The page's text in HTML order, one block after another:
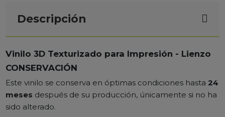
Descripción
Vinilo 3D Texturizado para Impresión - Lienzo
CONSERVACIÓN
Este vinilo se conserva en óptimas condiciones hasta 24
meses después de su producción, únicamente si no ha
sido alterado.